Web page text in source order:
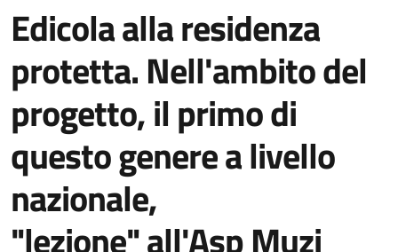
Edicola alla residenza
protetta. Nell'ambito del
progetto, il primo di
questo genere a livello
nazionale,
"lezione" all'Asp Muzi